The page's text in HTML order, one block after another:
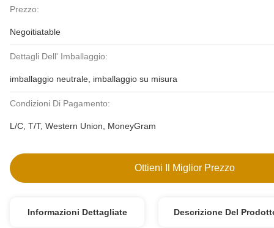
Prezzo:
Negoitiatable
Dettagli Dell' Imballaggio:
imballaggio neutrale, imballaggio su misura
Condizioni Di Pagamento:
L/C, T/T, Western Union, MoneyGram
Ottieni Il Miglior Prezzo
Informazioni Dettagliate Descrizione Del